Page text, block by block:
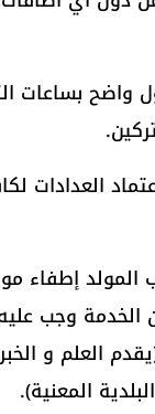
واضح بساعات
العدادات
إطفاء
الخدمة وجب
العلم و
المعنية).